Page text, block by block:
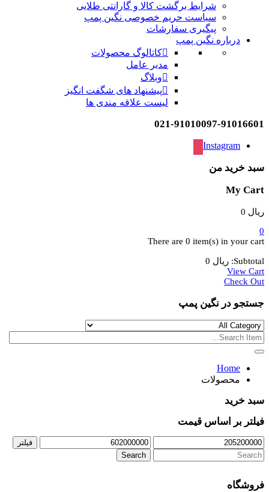
شرایط برگشت کالا و گارانتی طلایی
سیاست حریم خصوصی نگین پمپ
پیگیری سفارشات
درباره نگین پمپ
کاتالوگ محصولات
مدیر عامل
وبلاگ
پیشنهاد های شگفت انگیز
لیست علاقه مندی ها
021-91010097-91016601
Instagram
سبد خرید من
My Cart
ریال
0
There are 0 item(s) in your cart
Subtotal: ریال
View Cart
Check Out
جستجو در نگین پمپ
Home
محصولات
سبد خرید
فیلتر بر اساس قیمت
حداقل
قیمت
حداکثر
قیمت
فیلتر
Search
for:
فروشگاه